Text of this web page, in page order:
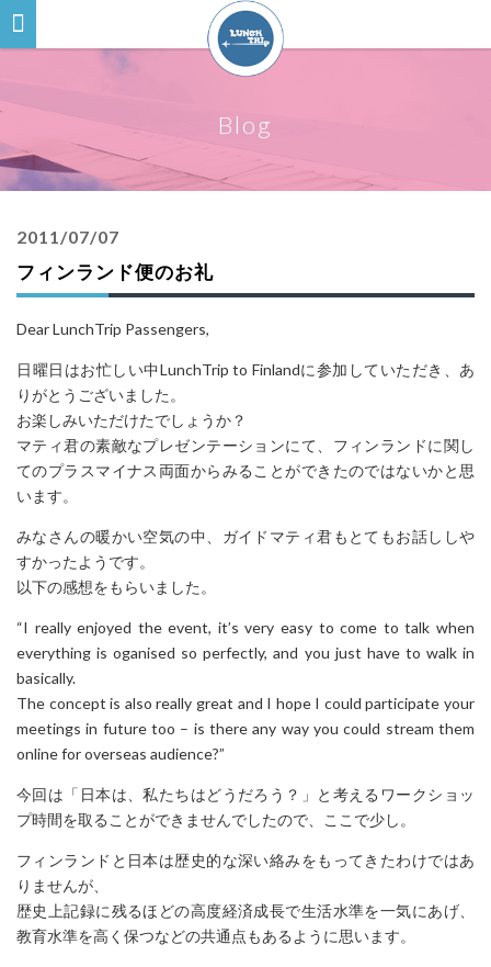
Blog
2011/07/07
フィンランド便のお礼
Dear LunchTrip Passengers,
日曜日はお忙しい中LunchTrip to Finlandに参加していただき、あ
りがとうございました。
お楽しみいただけたでしょうか？
マティ君の素敵なプレゼンテーションにて、フィンランドに関し
てのプラスマイナス両面からみることができたのではないかと思
います。
みなさんの暖かい空気の中、ガイドマティ君もとてもお話ししや
すかったようです。
以下の感想をもらいました。
“I really enjoyed the event, it’s very easy to come to talk when
everything is oganised so perfectly, and you just have to walk in
basically.
The concept is also really great and I hope I could participate your
meetings in future too – is there any way you could stream them
online for overseas audience?”
今回は「日本は、私たちはどうだろう？」と考えるワークショッ
プ時間を取ることができませんでしたので、ここで少し。
フィンランドと日本は歴史的な深い絡みをもってきたわけではあ
りませんが、
歴史上記録に残るほどの高度経済成長で生活水準を一気にあげ、
教育水準を高く保つなどの共通点もあるように思います。